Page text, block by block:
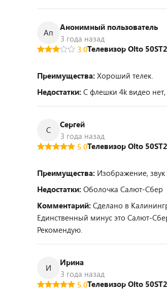
Ап
Анонимный пользователь
3 года назад
3.0Телевизор Olto
Преимущества: Хороший телек.
Недостатки: С флешки 4k видео нет,
С
Сергей
3 года назад
5.0Телевизор Olto
Преимущества: Изображение, звук
Недостатки: Оболочка Салют-Сбер
Комментарий: Сделано в
Единственный минус это Салют-
Рекомендую.
И
Ирина
3 года назад
5.0Телевизор Olto